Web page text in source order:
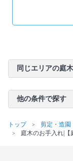
同じエリアの庭
他の条件で探す
トップ 剪定・造園
庭木のお手入れ|